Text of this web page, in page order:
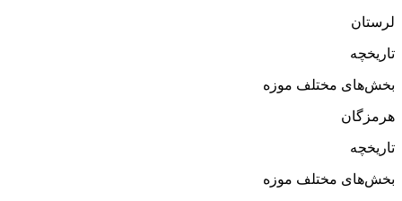
لرستان
تاریخچه
بخش‌های مختلف موزه
هرمزگان
تاریخچه
بخش‌های مختلف موزه